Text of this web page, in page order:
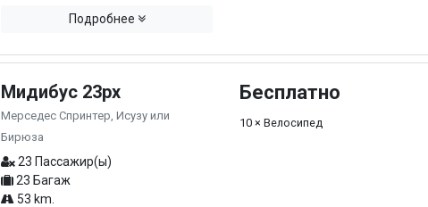
Подробнее
Мидибус 23px
Мерседес Спринтер, Исузу или
Бирюза
23 Пассажир(ы)
23 Багаж
53 km.
Бесплатно
10 × Велосипед